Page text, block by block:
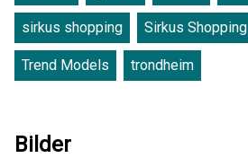
sirkus shopping Sirkus Shopping
Trend Models trondheim
Bilder